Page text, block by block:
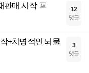
판매 시작 12
댓글
+치명적인 뇌물
3
댓글